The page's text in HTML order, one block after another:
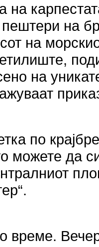
на
на
на
на
по
можете да
време.